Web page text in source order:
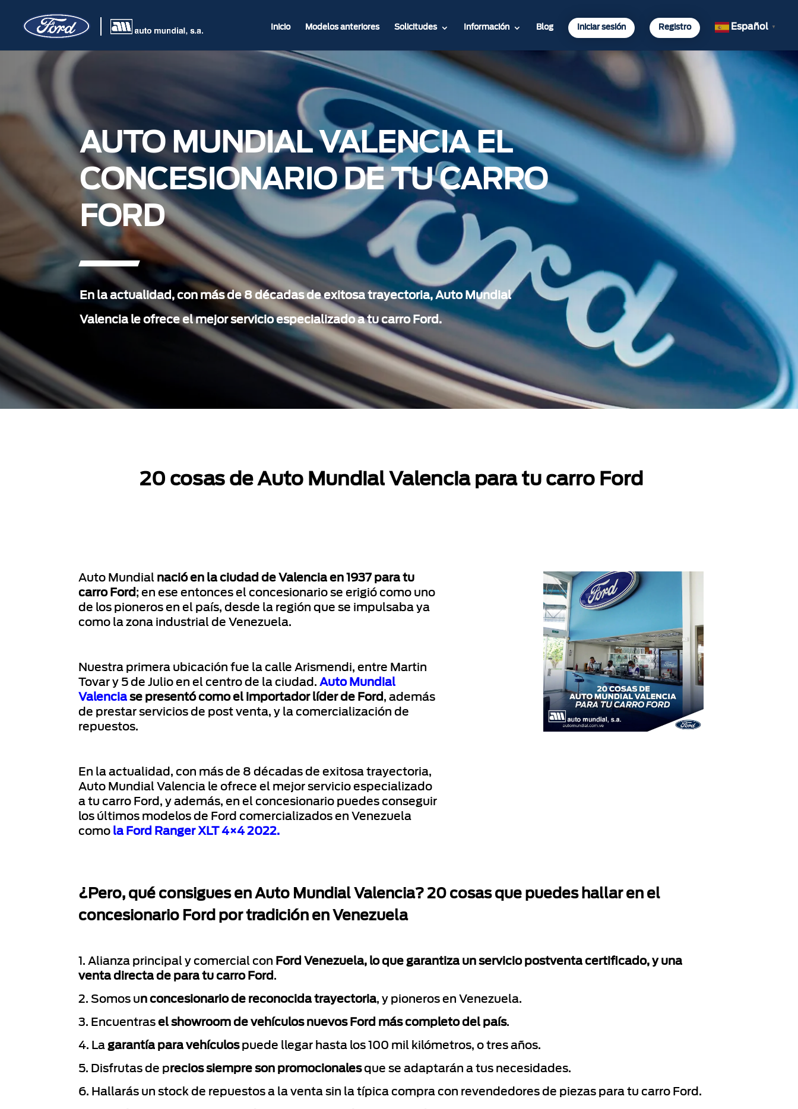
Inicio Modelos anteriores Solicitudes Información Blog Iniciar sesión Registro Español ▼
AUTO MUNDIAL VALENCIA EL
CONCESIONARIO DE TU CARRO
FORD
En la actualidad, con más de 8 décadas de exitosa trayectoria, Auto Mundial
Valencia le ofrece el mejor servicio especializado a tu carro Ford.
20 cosas de Auto Mundial Valencia para tu carro Ford
Auto Mundial nació en la ciudad de Valencia en 1937 para tu
carro Ford ; en ese entonces el concesionario se erigió como uno
de los pioneros en el país, desde la región que se impulsaba ya
como la zona industrial de Venezuela.
Nuestra primera ubicación fue la calle Arismendi, entre Martin
Tovar y 5 de Julio en el centro de la ciudad. Auto Mundial
Valenciase presentó como el importador líder de Ford , además
de prestar servicios de post venta, y la comercialización de
repuestos.
En la actualidad, con más de 8 décadas de exitosa trayectoria,
Auto Mundial Valencia le ofrece el mejor servicio especializado
a tu carro Ford, y además, en el concesionario puedes conseguir
los últimos modelos de Ford comercializados en Venezuela
como la Ford Ranger XLT 4×4 2022.
¿Pero, qué consigues en Auto Mundial Valencia? 20 cosas que puedes hallar en el
concesionario Ford por tradición en Venezuela
1. Alianza principal y comercial con Ford Venezuela, lo que garantiza un servicio postventa certificado, y una
venta directa de para tu carro Ford.
2. Somos un concesionario de reconocida trayectoria, y pioneros en Venezuela.
3. Encuentras el showroom de vehículos nuevos Ford más completo del país.
4. La garantía para vehículospuede llegar hasta los 100 mil kilómetros, o tres años.
5. Disfrutas de precios siempre son promocionalesque se adaptarán a tus necesidades.
6. Hallarás un stock de repuestos a la venta sin la típica compra con revendedores de piezas para tu carro Ford.